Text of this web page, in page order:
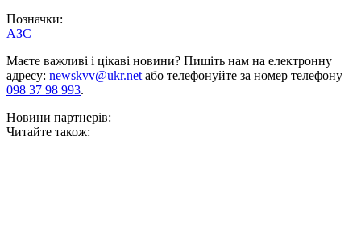
Позначки:
АЗС
Маєте важливі і цікаві новини? Пишіть нам на електронну
адресу: newskvv@ukr.netабо телефонуйте за номер телефону
098 37 98 993.
Новини партнерів:
Читайте також: